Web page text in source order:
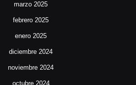
marzo 2025
febrero 2025
enero 2025
diciembre 2024
noviembre 2024
octubre 2024